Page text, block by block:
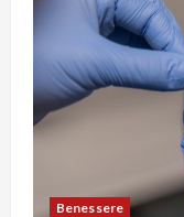
Benessere